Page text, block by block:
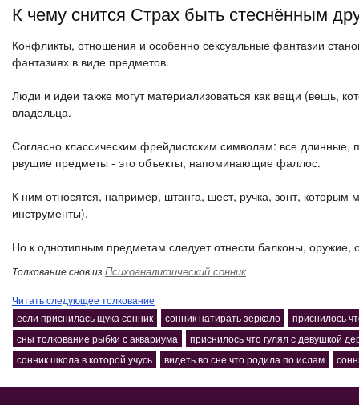
К чему снится Страх быть стеснённым
Конфликты, отношения и особенно сексуальные фантазии
фантазиях в виде предметов.
Люди и идеи также могут материализоваться как вещи (вещь,
владельца.
Согласно классическим фрейдистским символам: все
рвущие предметы - это объекты, напоминающие фаллос.
К ним относятся, например, штанга, шест, ручка, зонт,
инструменты).
Но к однотипным предметам следует отнести балконы, оружие,
Толкование снов изПсихоаналитический сонник
Читать следующее толкование
если приснилась щука сонник
сонник натирать зеркало
приснилось
сны толкование рыбки с аквариума
приснилось что гулял с девушкой
сонник школа в которой учусь
видеть во сне что родила по ислам